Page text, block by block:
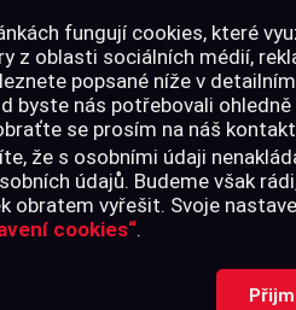
fungují cookies, které
z oblasti sociálních médií,
popsané níže v
byste nás potřebovali
se prosím na náš
že s osobními údaji
údajů. Budeme však
obratem vyřešit. Svoje
cookies“.
STŘELIVO